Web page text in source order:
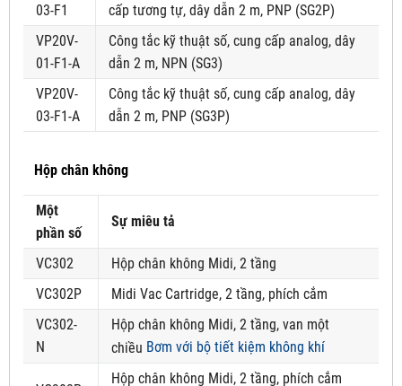
03-F1
cấp tương tự, dây dẫn 2 m, PNP (SG2P)
VP20V-
01-F1-A
Công tắc kỹ thuật số, cung cấp analog, dây
dẫn 2 m, NPN (SG3)
VP20V-
03-F1-A
Công tắc kỹ thuật số, cung cấp analog, dây
dẫn 2 m, PNP (SG3P)
Hộp chân không
Một
phần số
Sự miêu tả
VC302
Hộp chân không Midi, 2 tầng
VC302P
Midi Vac Cartridge, 2 tầng, phích cắm
VC302-
N
Hộp chân không Midi, 2 tầng, van một
chiều Bơm với bộ tiết kiệm không khí
Hộp chân không Midi, 2 tầng, phích cắm